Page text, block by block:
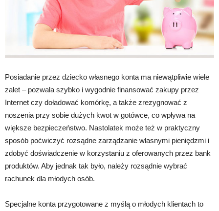
Posiadanie przez dziecko własnego konta ma niewątpliwie wiele
zalet – pozwala szybko i wygodnie finansować zakupy przez
Internet czy doładować komórkę, a także zrezygnować z
noszenia przy sobie dużych kwot w gotówce, co wpływa na
większe bezpieczeństwo. Nastolatek może też w praktyczny
sposób poćwiczyć rozsądne zarządzanie własnymi pieniędzmi i
zdobyć doświadczenie w korzystaniu z oferowanych przez bank
produktów. Aby jednak tak było, należy rozsądnie wybrać
rachunek dla młodych osób.
Specjalne konta przygotowane z myślą o młodych klientach to